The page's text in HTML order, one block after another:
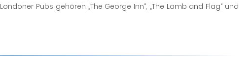
Pubs gehören „The George Inn“, „The Lamb and Flag“ und